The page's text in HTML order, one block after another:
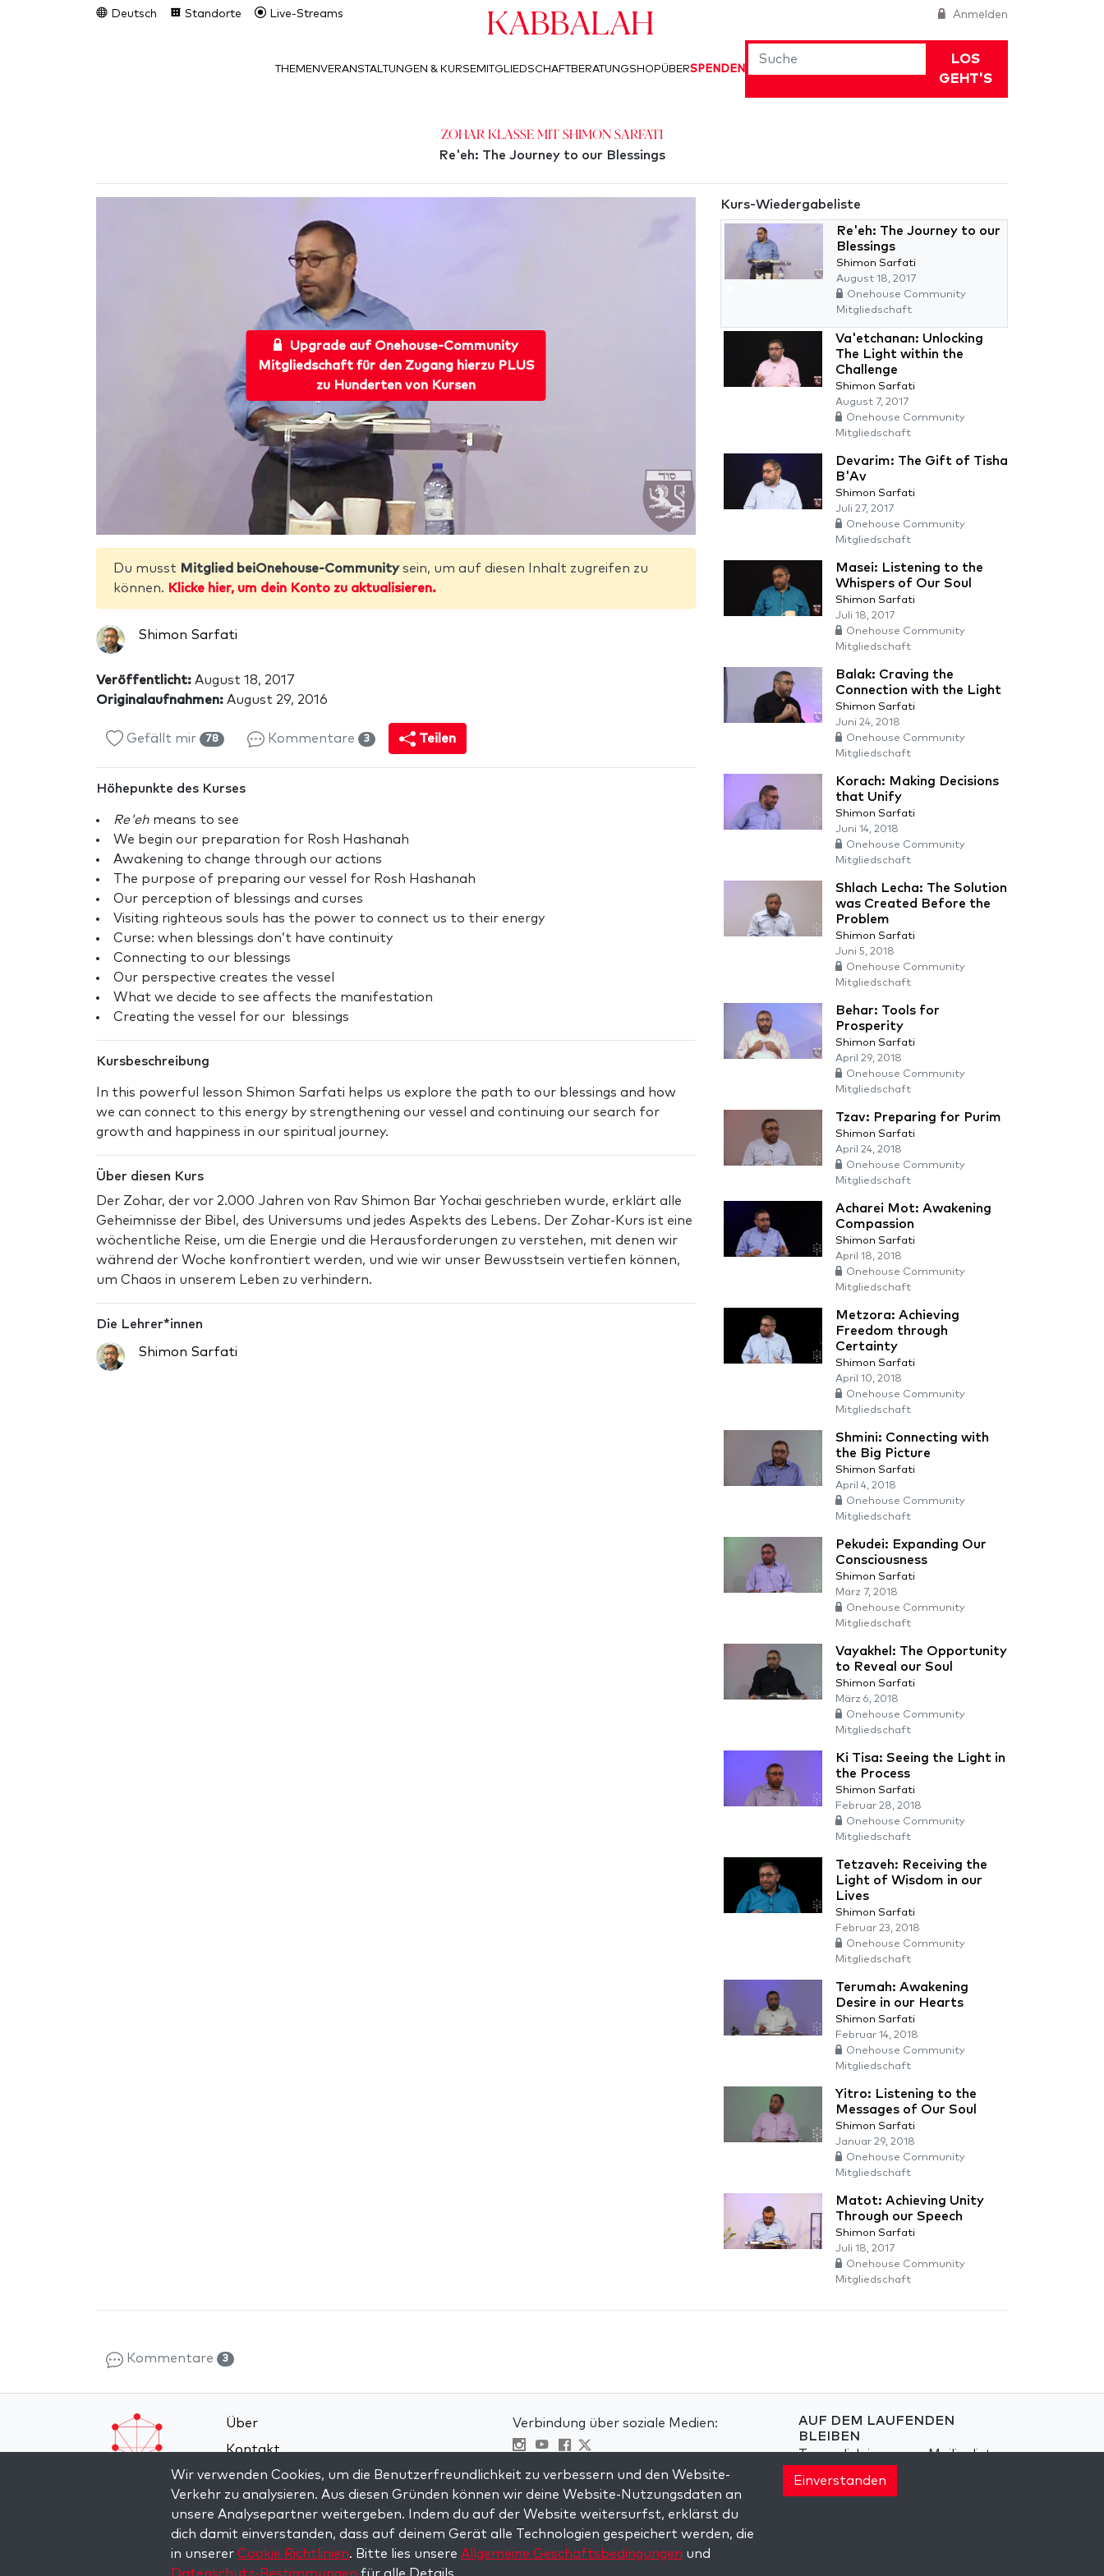
Anmelden
Deutsch Standorte Live-Streams Kabbalah
LOS
GEHT'S
THEMENVERANSTALTUNGEN & KURSEMITGLIEDSCHAFTBERATUNGSHOPÜBERSPENDEN
Zohar Klasse mit Shimon Sarfati
Re'eh: The Journey to our Blessings
Upgrade auf Onehouse-Community
Mitgliedschaft für den Zugang hierzu PLUS
zu Hunderten von Kursen
Du musst Mitglied beiOnehouse-Communitysein, um auf diesen Inhalt zugreifen zu
können. Klicke hier, um dein Konto zu aktualisieren.
Shimon Sarfati
Veröffentlicht: August 18, 2017
Originalaufnahmen: August 29, 2016
Gefällt mir 78 Kommentare 3 Teilen
Höhepunkte des Kurses
Re'eh means to see
We begin our preparation for Rosh Hashanah
Awakening to change through our actions
The purpose of preparing our vessel for Rosh Hashanah
Our perception of blessings and curses
Visiting righteous souls has the power to connect us to their energy
Curse: when blessings don’t have continuity
Connecting to our blessings
Our perspective creates the vessel
What we decide to see affects the manifestation
Creating the vessel for our blessings
Kursbeschreibung
In this powerful lesson Shimon Sarfati helps us explore the path to our blessings and how
we can connect to this energy by strengthening our vessel and continuing our search for
growth and happiness in our spiritual journey.
Über diesen Kurs
Der Zohar, der vor 2.000 Jahren von Rav Shimon Bar Yochai geschrieben wurde, erklärt alle
Geheimnisse der Bibel, des Universums und jedes Aspekts des Lebens. Der Zohar-Kurs ist eine
wöchentliche Reise, um die Energie und die Herausforderungen zu verstehen, mit denen wir
während der Woche konfrontiert werden, und wie wir unser Bewusstsein vertiefen können,
um Chaos in unserem Leben zu verhindern.
Die Lehrer*innen
Shimon Sarfati
Kurs-Wiedergabeliste
Re'eh: The Journey to our
Blessings
Shimon Sarfati
August 18, 2017
Onehouse Community
Mitgliedschaft
Va'etchanan: Unlocking
The Light within the
Challenge
Shimon Sarfati
August 7, 2017
Onehouse Community
Mitgliedschaft
Devarim: The Gift of Tisha
B'Av
Shimon Sarfati
Juli 27, 2017
Onehouse Community
Mitgliedschaft
Masei: Listening to the
Whispers of Our Soul
Shimon Sarfati
Juli 18, 2017
Onehouse Community
Mitgliedschaft
Balak: Craving the
Connection with the Light
Shimon Sarfati
Juni 24, 2018
Onehouse Community
Mitgliedschaft
Korach: Making Decisions
that Unify
Shimon Sarfati
Juni 14, 2018
Onehouse Community
Mitgliedschaft
Shlach Lecha: The Solution
was Created Before the
Problem
Shimon Sarfati
Juni 5, 2018
Onehouse Community
Mitgliedschaft
Behar: Tools for
Prosperity
Shimon Sarfati
April 29, 2018
Onehouse Community
Mitgliedschaft
Tzav: Preparing for Purim
Shimon Sarfati
April 24, 2018
Onehouse Community
Mitgliedschaft
Acharei Mot: Awakening
Compassion
Shimon Sarfati
April 18, 2018
Onehouse Community
Mitgliedschaft
Metzora: Achieving
Freedom through
Certainty
Shimon Sarfati
April 10, 2018
Onehouse Community
Mitgliedschaft
Shmini: Connecting with
the Big Picture
Shimon Sarfati
April 4, 2018
Onehouse Community
Mitgliedschaft
Pekudei: Expanding Our
Consciousness
Shimon Sarfati
März 7, 2018
Onehouse Community
Mitgliedschaft
Vayakhel: The Opportunity
to Reveal our Soul
Shimon Sarfati
März 6, 2018
Onehouse Community
Mitgliedschaft
Ki Tisa: Seeing the Light in
the Process
Shimon Sarfati
Februar 28, 2018
Onehouse Community
Mitgliedschaft
Tetzaveh: Receiving the
Light of Wisdom in our
Lives
Shimon Sarfati
Februar 23, 2018
Onehouse Community
Mitgliedschaft
Terumah: Awakening
Desire in our Hearts
Shimon Sarfati
Februar 14, 2018
Onehouse Community
Mitgliedschaft
Yitro: Listening to the
Messages of Our Soul
Shimon Sarfati
Januar 29, 2018
Onehouse Community
Mitgliedschaft
Matot: Achieving Unity
Through our Speech
Shimon Sarfati
Juli 18, 2017
Onehouse Community
Mitgliedschaft
Kommentare 3
Über
Kontakt
Allgemeine
Geschäftsbedingungen
Datenschutz-Bestimmungen
Verbindung über soziale Medien:
Visit kabbalah master classes
AUF DEM LAUFENDEN
BLEIBEN
Trage dich in unsere Mailingliste
ein und erhalte wöchentlich
neue Anregungen in deinem
Wir verwenden Cookies, um die Benutzerfreundlichkeit zu verbessern und den Website-
Verkehr zu analysieren. Aus diesen Gründen können wir deine Website-Nutzungsdaten an
unsere Analysepartner weitergeben. Indem du auf der Website weitersurfst, erklärst du
dich damit einverstanden, dass auf deinem Gerät alle Technologien gespeichert werden, die
in unserer Cookie Richtlinien. Bitte lies unsere Allgemeine Geschäftsbedingungen und
Einverstanden